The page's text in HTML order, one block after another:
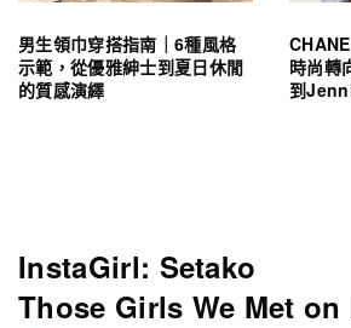
男生領巾穿搭指南｜6種風格
示範，從優雅紳士到夏日休閒
的質感演繹
時尚轉
到
InstaGirl: Setako
Those Girls We Met